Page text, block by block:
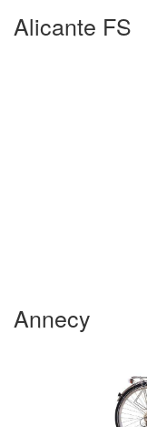
Alicante FS
Annecy